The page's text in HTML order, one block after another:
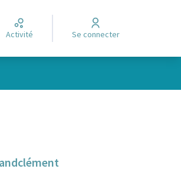
Activité Se connecter
sur le projet du parc Gisèle-Halimi, à Grandclément